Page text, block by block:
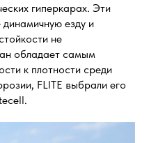
гиперкарах. Эти
езду и
не
обладает самым
к плотности среди
FLITE выбрали его